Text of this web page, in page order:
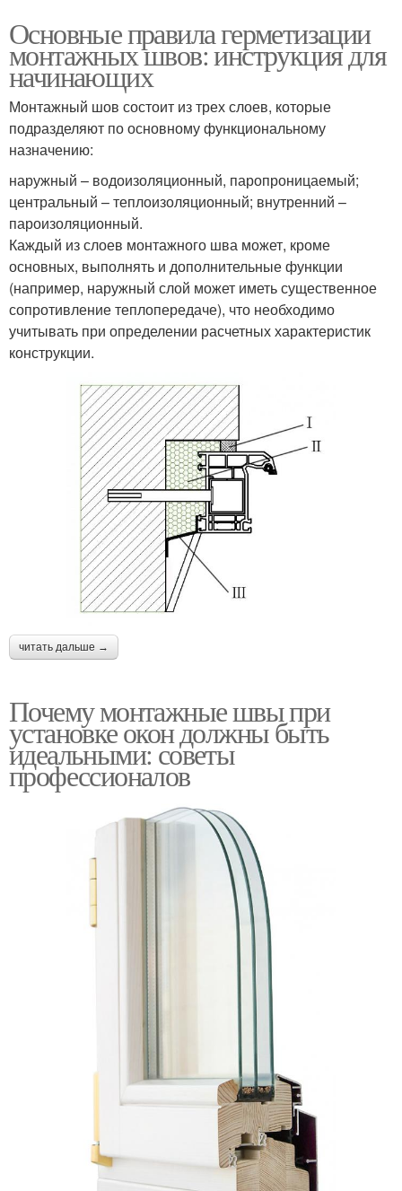
Основные правила герметизации
монтажных швов: инструкция для
начинающих
Монтажный шов состоит из трех слоев, которые
подразделяют по основному функциональному
назначению:
наружный – водоизоляционный, паропроницаемый;
центральный – теплоизоляционный; внутренний –
пароизоляционный.
Каждый из слоев монтажного шва может, кроме
основных, выполнять и дополнительные функции
(например, наружный слой может иметь существенное
сопротивление теплопередаче), что необходимо
учитывать при определении расчетных характеристик
конструкции.
читать дальше →
Почему монтажные швы при
установке окон должны быть
идеальными: советы
профессионалов